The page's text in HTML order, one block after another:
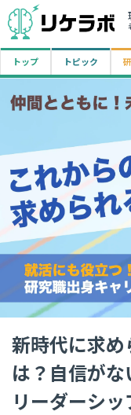
トップ トピック
新時代に求
は？自信が
リーダーシ